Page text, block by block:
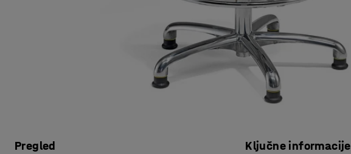
Pregled Ključne informacije